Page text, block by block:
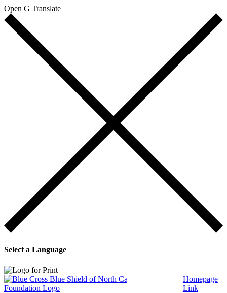
Open G Translate
Select a Language
Homepage
Link